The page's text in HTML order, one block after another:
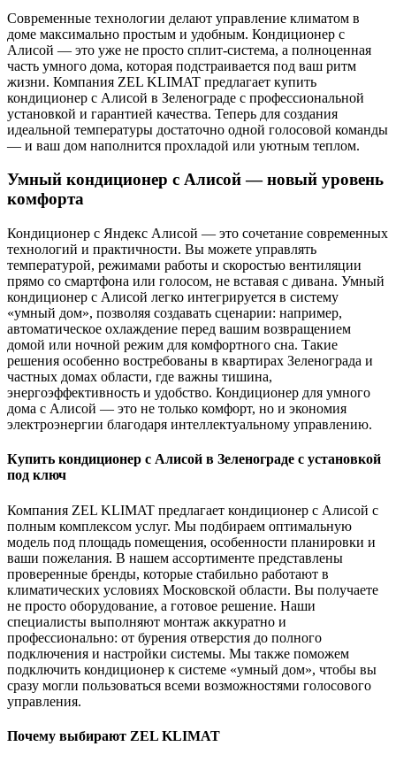
Современные технологии делают управление климатом в
доме максимально простым и удобным. Кондиционер с
Алисой — это уже не просто сплит-система, а полноценная
часть умного дома, которая подстраивается под ваш ритм
жизни. Компания ZEL KLIMAT предлагает купить
кондиционер с Алисой в Зеленограде с профессиональной
установкой и гарантией качества. Теперь для создания
идеальной температуры достаточно одной голосовой команды
— и ваш дом наполнится прохладой или уютным теплом.
Умный кондиционер с Алисой — новый уровень
комфорта
Кондиционер с Яндекс Алисой — это сочетание современных
технологий и практичности. Вы можете управлять
температурой, режимами работы и скоростью вентиляции
прямо со смартфона или голосом, не вставая с дивана. Умный
кондиционер с Алисой легко интегрируется в систему
«умный дом», позволяя создавать сценарии: например,
автоматическое охлаждение перед вашим возвращением
домой или ночной режим для комфортного сна. Такие
решения особенно востребованы в квартирах Зеленограда и
частных домах области, где важны тишина,
энергоэффективность и удобство. Кондиционер для умного
дома с Алисой — это не только комфорт, но и экономия
электроэнергии благодаря интеллектуальному управлению.
Купить кондиционер с Алисой в Зеленограде с установкой
под ключ
Компания ZEL KLIMAT предлагает кондиционер с Алисой с
полным комплексом услуг. Мы подбираем оптимальную
модель под площадь помещения, особенности планировки и
ваши пожелания. В нашем ассортименте представлены
проверенные бренды, которые стабильно работают в
климатических условиях Московской области. Вы получаете
не просто оборудование, а готовое решение. Наши
специалисты выполняют монтаж аккуратно и
профессионально: от бурения отверстия до полного
подключения и настройки системы. Мы также поможем
подключить кондиционер к системе «умный дом», чтобы вы
сразу могли пользоваться всеми возможностями голосового
управления.
Почему выбирают ZEL KLIMAT